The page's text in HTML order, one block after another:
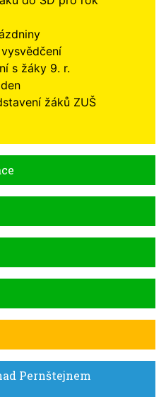
s žáky 9. r.
žáků ZUŠ
Pernštejnem